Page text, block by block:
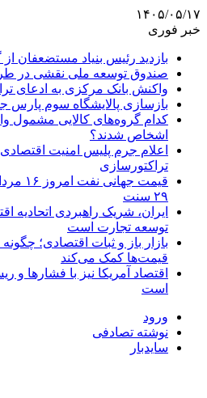
۱۴۰۵/۰۵/۱۷
خبر فوری
بازدید رئیس بنیاد مستضعفان
صندوق توسعه ملی نقشی در طرح
واکنش بانک مرکزی به ادعای
بازسازی پالایشگاه سوم پارس
کدام گروه‌های کالایی مشمول
اشخاص شدند؟
اعلام جرم پلیس امنیت
تراکتورسازی
۲۹ سنت
ایران، شریک راهبردی اتحادیه
توسعه تجارت است
بازار باز و ثبات اقتصادی؛
قیمت‌ها کمک می‌کند
اقتصاد آمریکا نیز با فشارها
است
ورود
نوشته تصادفی
سایدبار